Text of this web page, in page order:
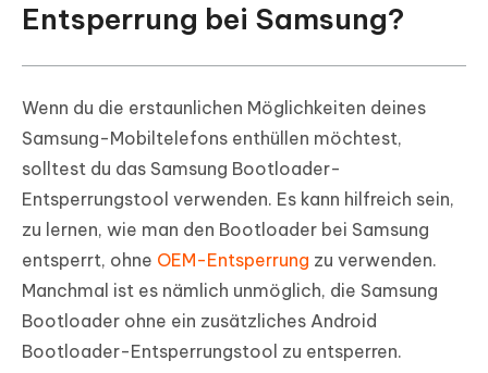
Entsperrung bei Samsung?
Wenn du die erstaunlichen Möglichkeiten deines
Samsung-Mobiltelefons enthüllen möchtest,
solltest du das Samsung Bootloader-
Entsperrungstool verwenden. Es kann hilfreich sein,
zu lernen, wie man den Bootloader bei Samsung
entsperrt, ohne OEM-Entsperrung zu verwenden.
Manchmal ist es nämlich unmöglich, die Samsung
Bootloader ohne ein zusätzliches Android
Bootloader-Entsperrungstool zu entsperren.